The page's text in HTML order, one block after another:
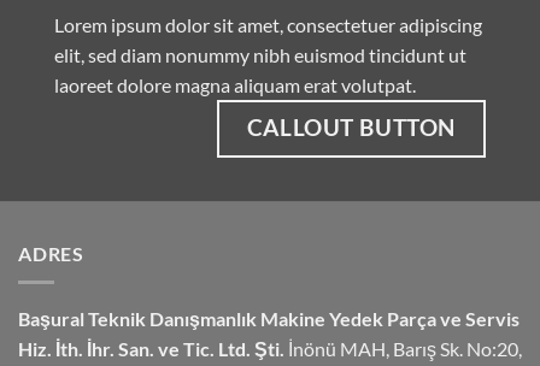
Lorem ipsum dolor sit amet, consectetuer adipiscing
elit, sed diam nonummy nibh euismod tincidunt ut
laoreet dolore magna aliquam erat volutpat.
CALLOUT BUTTON
ADRES
Başural Teknik Danışmanlık Makine Yedek Parça ve Servis
Hiz. İth. İhr. San. ve Tic. Ltd. Şti. İnönü MAH, Barış Sk. No:20,